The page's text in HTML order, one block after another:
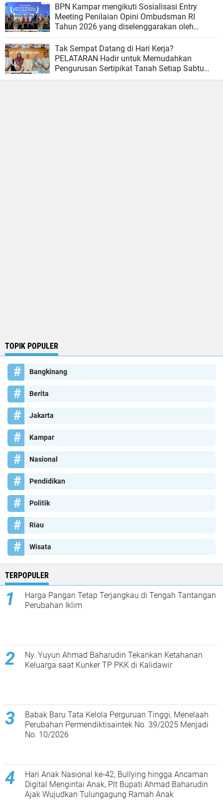
BPN Kampar mengikuti Sosialisasi Entry
Meeting Penilaian Opini Ombudsman RI
Tahun 2026 yang diselenggarakan oleh
Ombudsman RI
Tak Sempat Datang di Hari Kerja?
PELATARAN Hadir untuk Memudahkan
Pengurusan Sertipikat Tanah Setiap Sabtu
TOPIK POPULER
Bangkinang
Berita
Jakarta
Kampar
Nasional
Pendidikan
Politik
Riau
Wisata
TERPOPULER
Harga Pangan Tetap Terjangkau di Tengah Tantangan
Perubahan Iklim
Ny. Yuyun Ahmad Baharudin Tekankan Ketahanan
Keluarga saat Kunker TP PKK di Kalidawir
Babak Baru Tata Kelola Perguruan Tinggi, Menelaah
Perubahan Permendiktisaintek No. 39/2025 Menjadi
No. 10/2026
Hari Anak Nasional ke-42, Bullying hingga Ancaman
Digital Mengintai Anak, Plt Bupati Ahmad Baharudin
Ajak Wujudkan Tulungagung Ramah Anak